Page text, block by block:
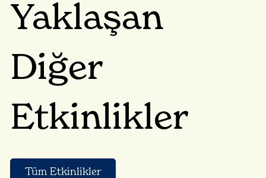
Yaklaşan
Diğer
Etkinlikler
Tüm Etkinlikler